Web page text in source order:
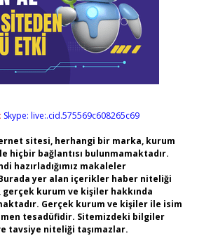
Skype: live:.cid.575569c608265c69
sitesi, herhangi bir marka, kurum
hiçbir bağlantısı bulunmamaktadır.
hazırladığımız makaleler
yer alan içerikler haber niteliği
gerçek kurum ve kişiler hakkında
Gerçek kurum ve kişiler ile isim
tesadüfidir. Sitemizdeki bilgiler
tavsiye niteliği taşımazlar.